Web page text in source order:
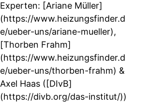
Experten: [Ariane Müller]
(https://www.heizungsfinder.d
e/ueber-uns/ariane-mueller),
[Thorben Frahm]
(https://www.heizungsfinder.d
e/ueber-uns/thorben-frahm) &
Axel Haas ([DIvB]
(https://divb.org/das-institut/))